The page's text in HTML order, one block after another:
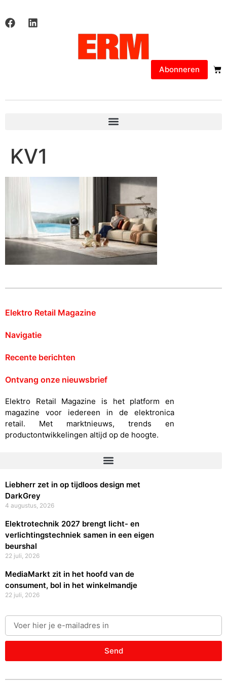
Abonneren
KV1
Elektro Retail Magazine
Navigatie
Recente berichten
Ontvang onze nieuwsbrief
Elektro Retail Magazine is het platform en
magazine voor iedereen in de elektronica
retail. Met marktnieuws, trends en
productontwikkelingen altijd op de hoogte.
Liebherr zet in op tijdloos design met
DarkGrey
4 augustus, 2026
Elektrotechnik 2027 brengt licht- en
verlichtingstechniek samen in een eigen
beurshal
22 juli, 2026
MediaMarkt zit in het hoofd van de
consument, bol in het winkelmandje
22 juli, 2026
Send